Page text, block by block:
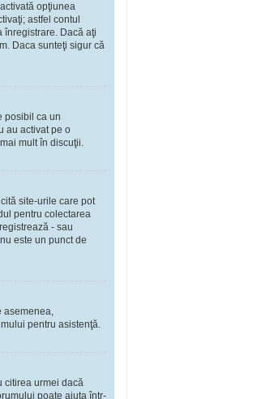
opţiunea
astfel contul
înregistrare. Dacă aţi
Daca sunteţi sigur că
posibil ca un
au activat pe o
mult în discuţii.
site-urile care pot
pentru colectarea
- sau
este un punct de
asemenea,
pentru asistenţă.
citirea urmei dacă
poate ajuta într-